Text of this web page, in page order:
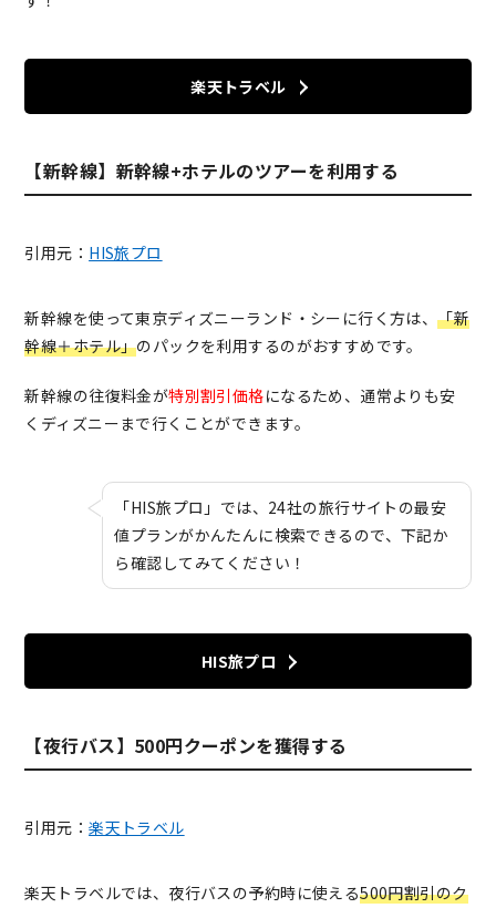
楽天トラベル
【新幹線】新幹線+ホテルのツアーを利用する
引用元： HIS旅プロ
新幹線を使って東京ディズニーランド・シーに行く方は、「新
幹線＋ホテル」のパックを利用するのがおすすめです。
新幹線の往復料金が特別割引価格になるため、通常よりも安
くディズニーまで行くことができます。
「HIS旅プロ」では、24社の旅行サイトの最安
値プランがかんたんに検索できるので、下記か
ら確認してみてください！
HIS旅プロ
【夜行バス】500円クーポンを獲得する
引用元：楽天トラベル
楽天トラベルでは、夜行バスの予約時に使える500円割引のク